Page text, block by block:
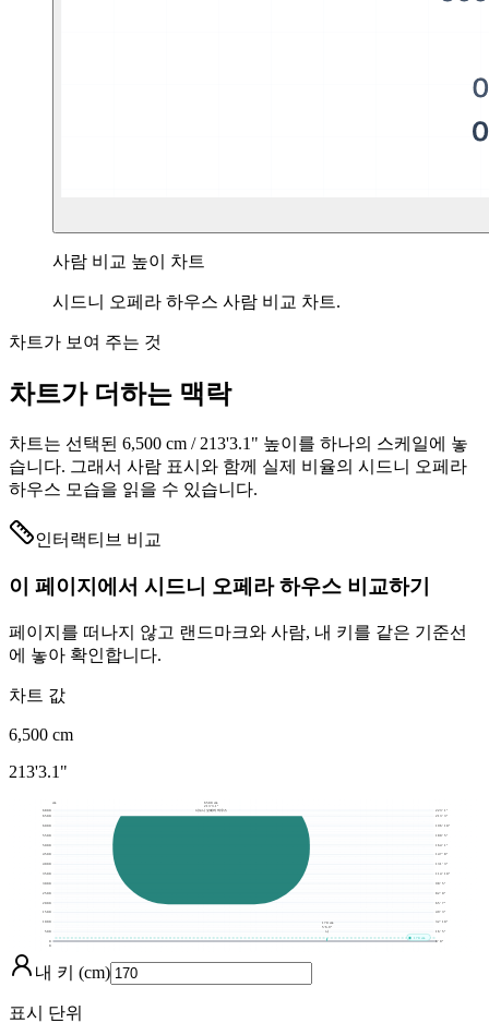
사람 비교 높이 차트
시드니 오페라 하우스 사람 비교 차트.
차트가 보여 주는 것
차트가 더하는 맥락
차트는 선택된 6,500 cm / 213'3.1" 높이를 하나의 스케일에 놓
습니다. 그래서 사람 표시와 함께 실제 비율의 시드니 오페라
하우스 모습을 읽을 수 있습니다.
인터랙티브 비교
이 페이지에서 시드니 오페라 하우스 비교하기
페이지를 떠나지 않고 랜드마크와 사람, 내 키를 같은 기준선
에 놓아 확인합니다.
차트 값
6,500 cm
213'3.1"
0 0' 0"
500 16' 5"
1000 32' 10"
1500 49' 3"
2000 65' 7"
2500 82' 0"
3000 98' 5"
3500 114' 10"
4000 131' 3"
4500 147' 8"
5000 164' 1"
5500 180' 5"
6000 196' 10"
6500 213' 3"
6800 223' 1"
170 cm
170 cm
5'6.9"
나
6500 cm
213'3.1"
시드니 오페라 하우스
0
cm
내 키 (cm)
표시 단위